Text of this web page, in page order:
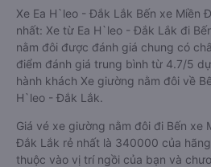
Xe Ea H`leo - Đắk Lắk Bến xe Miền
nhất: Xe từ Ea H`leo - Đắk Lắk đi
nằm đôi được đánh giá chung có
điểm đánh giá trung bình từ 4.7/5
hành khách Xe giường nằm đôi về
H`leo - Đắk Lắk.
Giá vé xe giường nằm đôi đi Bến xe
Đắk Lắk rẻ nhất là 340000 của
thuộc vào vị trí ngồi của bạn và